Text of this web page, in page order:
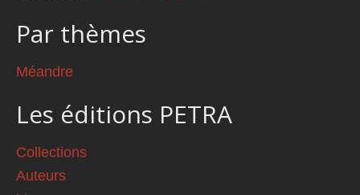
Par thèmes
Méandre
Les éditions PETRA
Collections
Auteurs